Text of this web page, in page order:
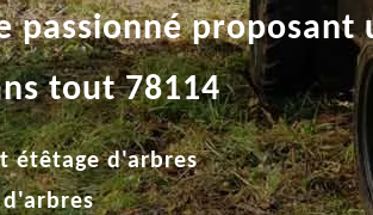
passionné proposant
tout 78114
étêtage d'arbres